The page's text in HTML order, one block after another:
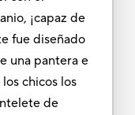
¡capaz de
fue diseñado
una pantera e
chicos los
de